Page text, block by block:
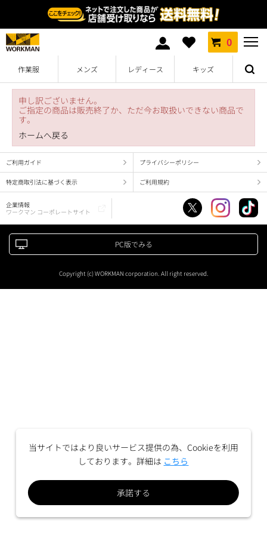
0
作業服 メンズ レディース キッズ
申し訳ございません。
ご指定の商品は販売終了か、ただ今お取扱いできない商品で
す。
ホームへ戻る
ご利用ガイド プライバシーポリシー
特定商取引法に基づく表示 ご利用規約
企業情報
ワークマン コーポレートサイト
PC版でみる
Copyright (c) WORKMAN corporation. All right reserved.
当サイトではより良いサービス提供の為、Cookieを利用
しております。詳細は こちら
承諾する